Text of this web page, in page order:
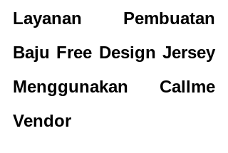
Layanan Pembuatan
Baju Free Design Jersey
Menggunakan Callme
Vendor